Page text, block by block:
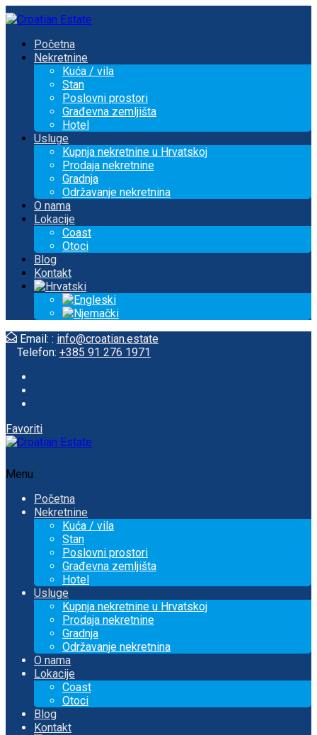
Početna
Nekretnine
Kuća / vila
Stan
Poslovni prostori
Građevna zemljišta
Hotel
Usluge
Kupnja nekretnine u Hrvatskoj
Prodaja nekretnine
Gradnja
Održavanje nekretnina
O nama
Lokacije
Coast
Otoci
Blog
Kontakt
Email: : info@croatian.estate
Telefon: +385 91 276 1971
Favoriti
Menu
Početna
Nekretnine
Kuća / vila
Stan
Poslovni prostori
Građevna zemljišta
Hotel
Usluge
Kupnja nekretnine u Hrvatskoj
Prodaja nekretnine
Gradnja
Održavanje nekretnina
O nama
Lokacije
Coast
Otoci
Blog
Kontakt